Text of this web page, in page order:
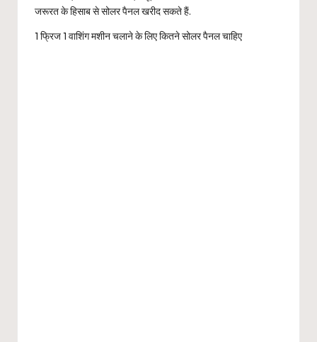
जरूरत के हिसाब से सोलर पैनल खरीद सकते हैं.
1 फ्रिज 1 वाशिंग मशीन चलाने के लिए कितने सोलर पैनल चाहिए